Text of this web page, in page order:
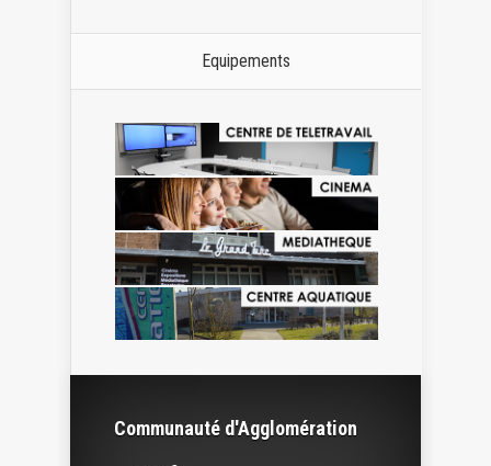
Equipements
Communauté d'Agglomération